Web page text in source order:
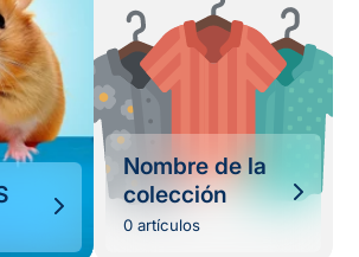
Nombre de la
colección
0 artículos